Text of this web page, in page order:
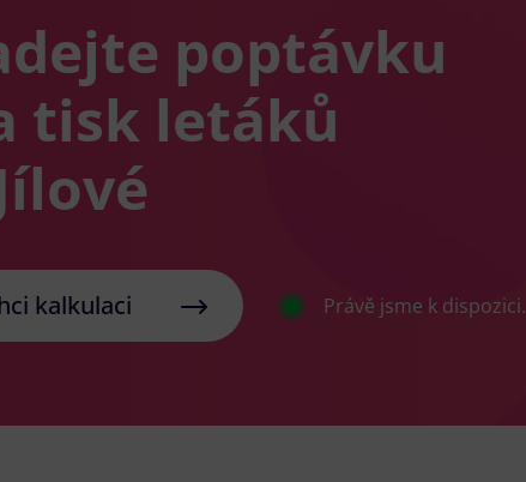
poptávku
tisk letáků
kalkulaci Právě jsme k dispozici.